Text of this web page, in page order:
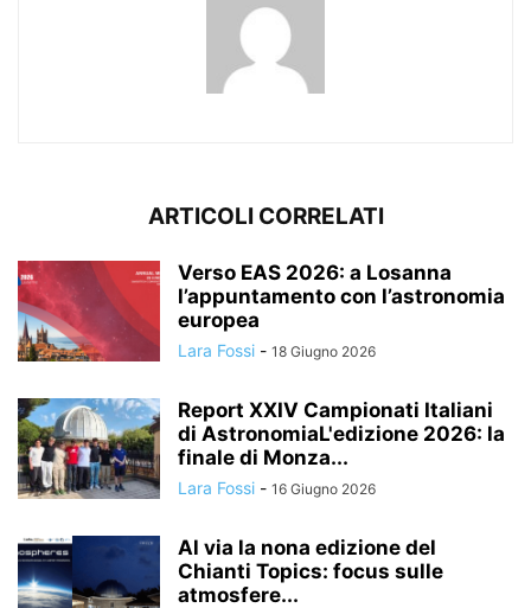
ARTICOLI CORRELATI
Verso EAS 2026: a Losanna
l’appuntamento con l’astronomia
europea
Lara Fossi - 18 Giugno 2026
Report XXIV Campionati Italiani
di AstronomiaL'edizione 2026: la
finale di Monza...
Lara Fossi - 16 Giugno 2026
Al via la nona edizione del
Chianti Topics: focus sulle
atmosfere...